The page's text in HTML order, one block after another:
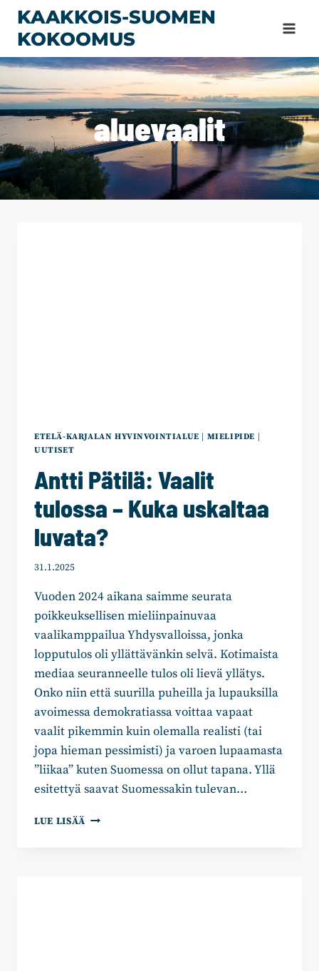
Siirry
sisältöön
KAAKKOIS-SUOMEN
KOKOOMUS
aluevaalit
ETELÄ-KARJALAN HYVINVOINTIALUE | MIELIPIDE |
UUTISET
Antti Pätilä: Vaalit
tulossa – Kuka uskaltaa
luvata?
31.1.2025
Vuoden 2024 aikana saimme seurata
poikkeuksellisen mieliinpainuvaa
vaalikamppailua Yhdysvalloissa, jonka
lopputulos oli yllättävänkin selvä. Kotimaista
mediaa seuranneelle tulos oli lievä yllätys.
Onko niin että suurilla puheilla ja lupauksilla
avoimessa demokratiassa voittaa vapaat
vaalit pikemmin kuin olemalla realisti (tai
jopa hieman pessimisti) ja varoen lupaamasta
”liikaa” kuten Suomessa on ollut tapana. Yllä
esitettyä saavat Suomessakin tulevan…
LUE LISÄÄ ANTTI